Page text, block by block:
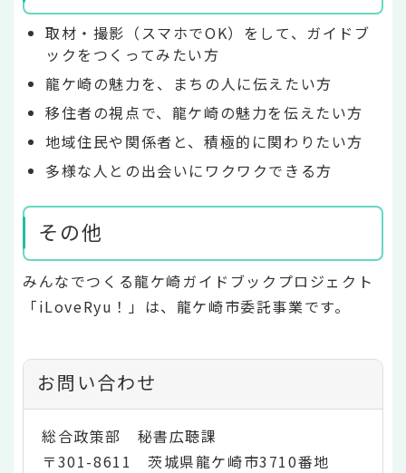
取材・撮影（スマホでOK）をして、ガイドブ
ックをつくってみたい方
龍ケ崎の魅力を、まちの人に伝えたい方
移住者の視点で、龍ケ崎の魅力を伝えたい方
地域住民や関係者と、積極的に関わりたい方
多様な人との出会いにワクワクできる方
その他
みんなでつくる龍ケ崎ガイドブックプロジェクト
「iLoveRyu！」は、龍ケ崎市委託事業です。
お問い合わせ
総合政策部 秘書広聴課
〒301-8611 茨城県龍ケ崎市3710番地